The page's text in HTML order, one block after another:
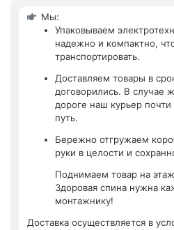
Мы:
Упаковываем
надежно и компактно,
транспортировать.
Доставляем товары в
договорились. В случае
дороге наш курьер
путь.
Бережно отгружаем
руки в целости и
Поднимаем товар на
Здоровая спина нужна
монтажнику!
Доставка осуществляется в